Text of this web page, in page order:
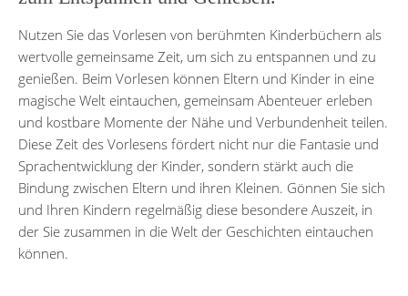
Nutzen Sie das Vorlesen von berühmten Kinderbüchern als
wertvolle gemeinsame Zeit, um sich zu entspannen und zu
genießen. Beim Vorlesen können Eltern und Kinder in eine
magische Welt eintauchen, gemeinsam Abenteuer erleben
und kostbare Momente der Nähe und Verbundenheit teilen.
Diese Zeit des Vorlesens fördert nicht nur die Fantasie und
Sprachentwicklung der Kinder, sondern stärkt auch die
Bindung zwischen Eltern und ihren Kleinen. Gönnen Sie sich
und Ihren Kindern regelmäßig diese besondere Auszeit, in
der Sie zusammen in die Welt der Geschichten eintauchen
können.